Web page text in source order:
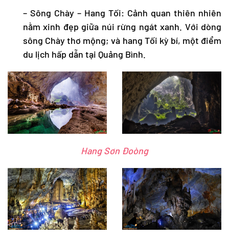
– Sông Chày – Hang Tối: Cảnh quan thiên nhiên
nằm xinh đẹp giữa núi rừng ngát xanh. Với dòng
sông Chày thơ mộng; và hang Tối kỳ bí, một điểm
du lịch hấp dẫn tại Quảng Bình.
Hang Sơn Đoòng